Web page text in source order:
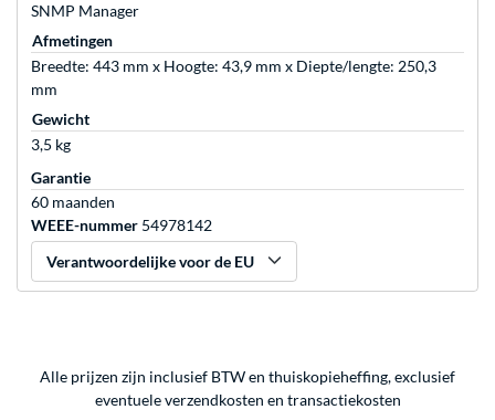
SNMP Manager
Afmetingen
Breedte: 443 mm x Hoogte: 43,9 mm x Diepte/lengte: 250,3
mm
Gewicht
3,5 kg
Garantie
60 maanden
WEEE-nummer 54978142
Verantwoordelijke voor de EU
Alle prijzen zijn inclusief BTW en thuiskopieheffing, exclusief
eventueleverzendkosten en transactiekosten